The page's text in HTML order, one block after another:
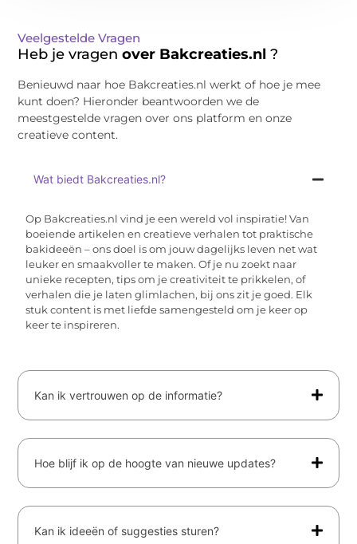
Veelgestelde Vragen
Heb je vragenover Bakcreaties.nl?
Benieuwd naar hoe Bakcreaties.nl werkt of hoe je mee
kunt doen? Hieronder beantwoorden we de
meestgestelde vragen over ons platform en onze
creatieve content.
Wat biedt Bakcreaties.nl?
Op Bakcreaties.nl vind je een wereld vol inspiratie! Van
boeiende artikelen en creatieve verhalen tot praktische
bakideeën – ons doel is om jouw dagelijks leven net wat
leuker en smaakvoller te maken. Of je nu zoekt naar
unieke recepten, tips om je creativiteit te prikkelen, of
verhalen die je laten glimlachen, bij ons zit je goed. Elk
stuk content is met liefde samengesteld om je keer op
keer te inspireren.
Kan ik vertrouwen op de informatie?
Hoe blijf ik op de hoogte van nieuwe updates?
Kan ik ideeën of suggesties sturen?